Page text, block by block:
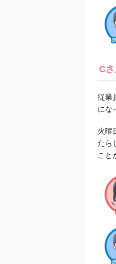
C
従業
にな
火曜
たら
こと